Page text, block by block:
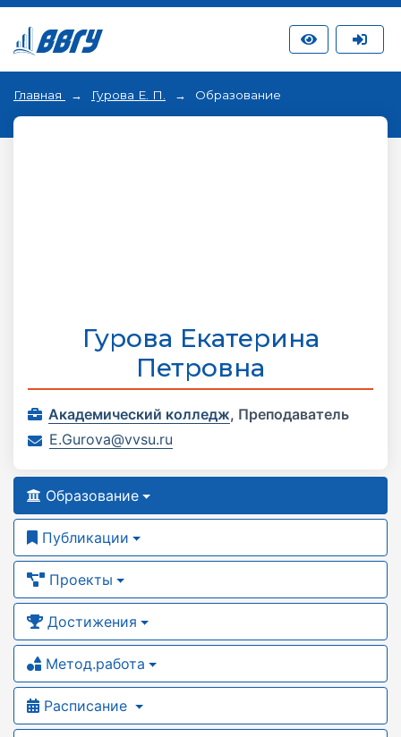
Главная Гурова Е. П. Образование
Гурова Екатерина
Петровна
Академический колледж, Преподаватель
E.Gurova@vvsu.ru
Образование
Публикации
Проекты
Достижения
Метод.работа
Расписание